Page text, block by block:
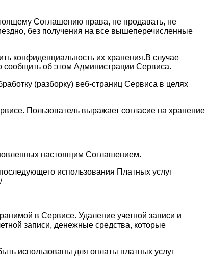
Соглашению права, не продавать, не
без получения на все вышеперечисленные
конфиденциальность их хранения.В случае
сообщить об этом Администрации Сервиса.
(разборку) веб-страниц Сервиса в целях
Пользователь выражает согласие на хранение
настоящим Соглашением.
использования Платных услуг
в Сервисе. Удаление учетной записи и
записи, денежные средства, которые
использованы для оплаты платных услуг